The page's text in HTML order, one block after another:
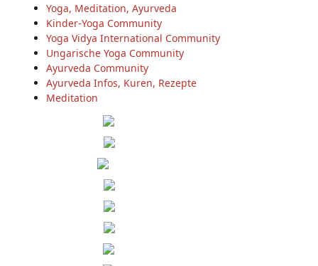
Yoga, Meditation, Ayurveda
Kinder-Yoga Community
Yoga Vidya International Community
Ungarische Yoga Community
Ayurveda Community
Ayurveda Infos, Kuren, Rezepte
Meditation